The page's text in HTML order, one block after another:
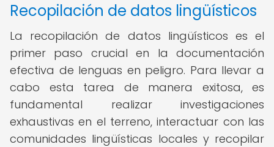
Recopilación de datos lingüísticos
La recopilación de datos lingüísticos es el
primer paso crucial en la documentación
efectiva de lenguas en peligro. Para llevar a
cabo esta tarea de manera exitosa, es
fundamental realizar investigaciones
exhaustivas en el terreno, interactuar con las
comunidades lingüísticas locales y recopilar